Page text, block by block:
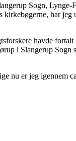
Sogn,
har
havde
i Slangerup Sogn
nu er jeg igennem